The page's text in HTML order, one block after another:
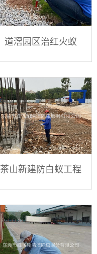
道滘园区治红火蚁
茶山新建防白蚁工程